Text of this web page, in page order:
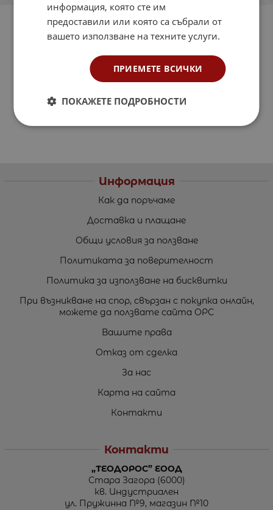
Информация
Как да поръчаме
Доставка и плащане
Общи условия за ползване
Политиката за поверителност
Политика за използване на бисквитки
При възникване на спор, свързан с покупка онлайн,
можете да ползвате сайта ОРС
Вашите права
Отказ от сделка
За нас
Карта на сайта
Контакти
Контакти
„ТЕОДОРОС” ЕООД
Стара Загора (6000)
кв. Индустриален
ул. Пружинна №9, магазин №10
информация, която сте им
предоставили или която са събрали от
вашето използване на техните услуги.
ПРИЕМЕТЕ ВСИЧКИ
ПОКАЖЕТЕ ПОДРОБНОСТИ